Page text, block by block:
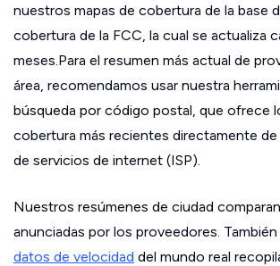
nuestros mapas de cobertura de la base
cobertura de la FCC, la cual se actualiza
meses.Para el resumen más actual de
área, recomendamos usar nuestra
búsqueda por código postal, que ofrece
cobertura más recientes directamente
de servicios de internet (ISP).
Nuestros resúmenes de ciudad
anunciadas por los proveedores.
datos de velocidad del mundo real